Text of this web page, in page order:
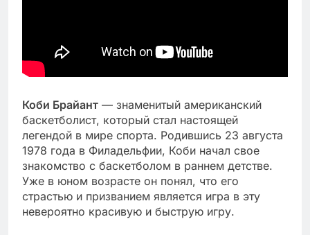
Коби Брайант — знаменитый американский
баскетболист, который стал настоящей
легендой в мире спорта. Родившись 23 августа
1978 года в Филадельфии, Коби начал свое
знакомство с баскетболом в раннем детстве.
Уже в юном возрасте он понял, что его
страстью и призванием является игра в эту
невероятно красивую и быструю игру.